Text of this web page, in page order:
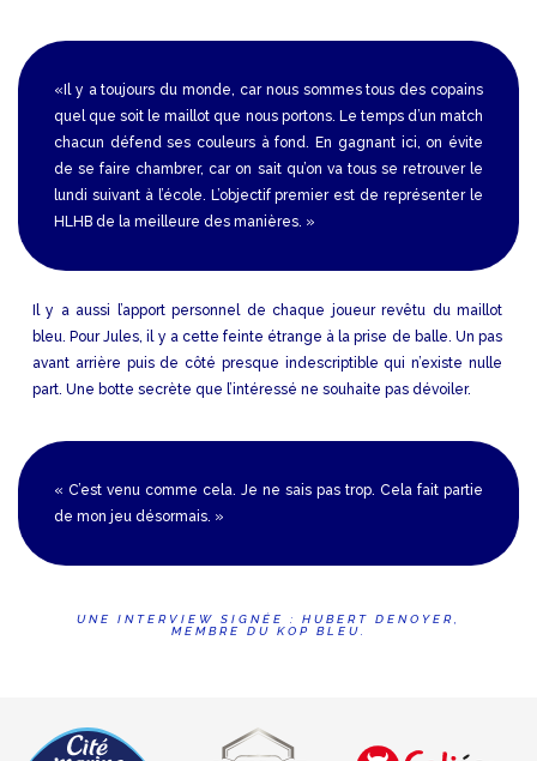
«Il y a toujours du monde, car nous sommes tous des copains
quel que soit le maillot que nous portons. Le temps d’un match
chacun défend ses couleurs à fond. En gagnant ici, on évite
de se faire chambrer, car on sait qu’on va tous se retrouver le
lundi suivant à l’école. L’objectif premier est de représenter le
HLHB de la meilleure des manières. »
Il y a aussi l’apport personnel de chaque joueur revêtu du maillot
bleu. Pour Jules, il y a cette feinte étrange à la prise de balle. Un pas
avant arrière puis de côté presque indescriptible qui n’existe nulle
part. Une botte secrète que l’intéressé ne souhaite pas dévoiler.
« C’est venu comme cela. Je ne sais pas trop. Cela fait partie
de mon jeu désormais. »
UNE INTERVIEW SIGNÉE : HUBERT DENOYER,
MEMBRE DU KOP BLEU.